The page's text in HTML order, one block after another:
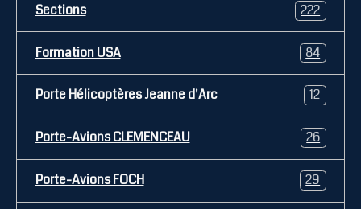
Sections 222
Formation USA 84
Porte Hélicoptères Jeanne d'Arc 12
Porte-Avions CLEMENCEAU 26
Porte-Avions FOCH 29